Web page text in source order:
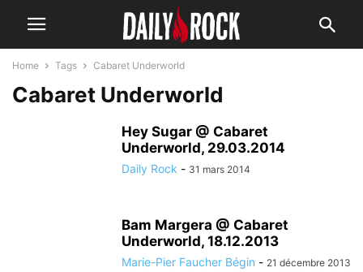
Home Tags Cabaret Underworld
Cabaret Underworld
Hey Sugar @ Cabaret
Underworld, 29.03.2014
Daily Rock - 31 mars 2014
Bam Margera @ Cabaret
Underworld, 18.12.2013
Marie-Pier Faucher Bégin - 21 décembre 2013